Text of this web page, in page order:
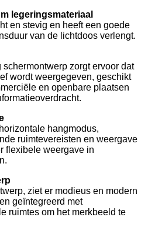
legeringsmateriaal
en stevig en heeft een goede
van de lichtdoos verlengt.
zorgt ervoor dat
wordt weergegeven, geschikt
en openbare plaatsen
hangmodus,
ruimtevereisten en weergave
flexibele weergave in
ziet er modieus en modern
geïntegreerd met
ruimtes om het merkbeeld te